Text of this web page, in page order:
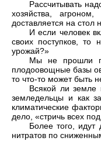
Рассчитывать
хозяйства,
доставляется на стол
И если человек
своих поступков, то
урожай?»
Мы не прошли
плодоовощные базы
то что-то может быть
Всякой ли земле
земледельцы и как
климатические
дело, «стричь всех
Более того,
нитратов по